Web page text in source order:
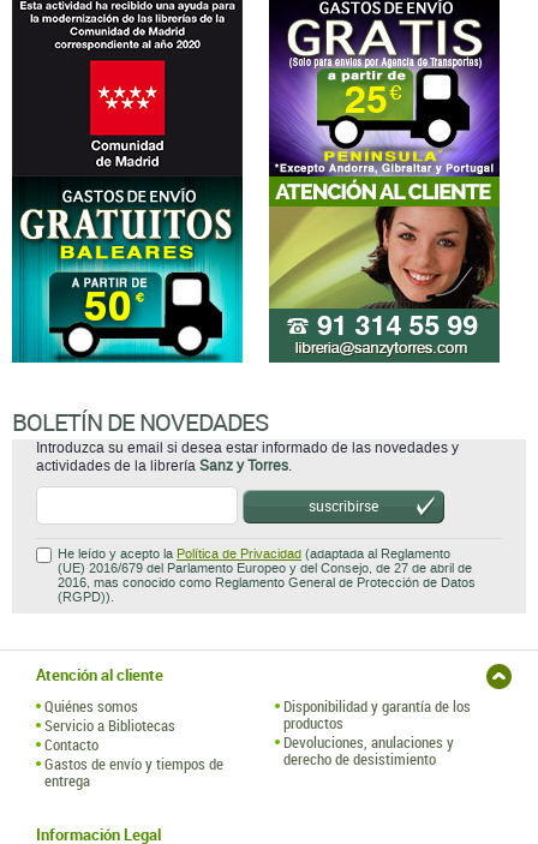
BOLETÍN DE NOVEDADES
Introduzca su email si desea estar informado de las novedades y
actividades de la librería Sanz y Torres
suscribirse
He leído y acepto la Política de Privacidad (adaptada al Reglamento
(UE) 2016/679 del Parlamento Europeo y del Consejo, de 27 de abril de
2016, mas conocido como Reglamento General de Protección de Datos
(RGPD)).
Atención al cliente
Quiénes somos
Servicio a Bibliotecas
Contacto
Gastos de envío y tiempos de
entrega
Disponibilidad y garantía de los
productos
Devoluciones, anulaciones y
derecho de desistimiento
Información Legal